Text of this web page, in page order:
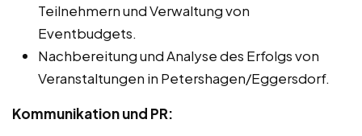
Teilnehmern und Verwaltung von
Eventbudgets.
Nachbereitung und Analyse des Erfolgs von
Veranstaltungen in Petershagen/Eggersdorf.
Kommunikation und PR: